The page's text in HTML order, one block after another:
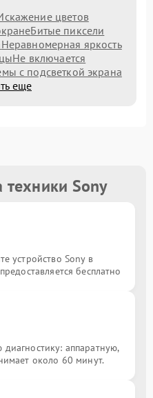
цветов
Битые пиксели
Неравномерная яркость
Не включается
с подсветкой экрана
еще
Sony
устройство Sony в
бесплатно
аппаратную,
около 60 минут.